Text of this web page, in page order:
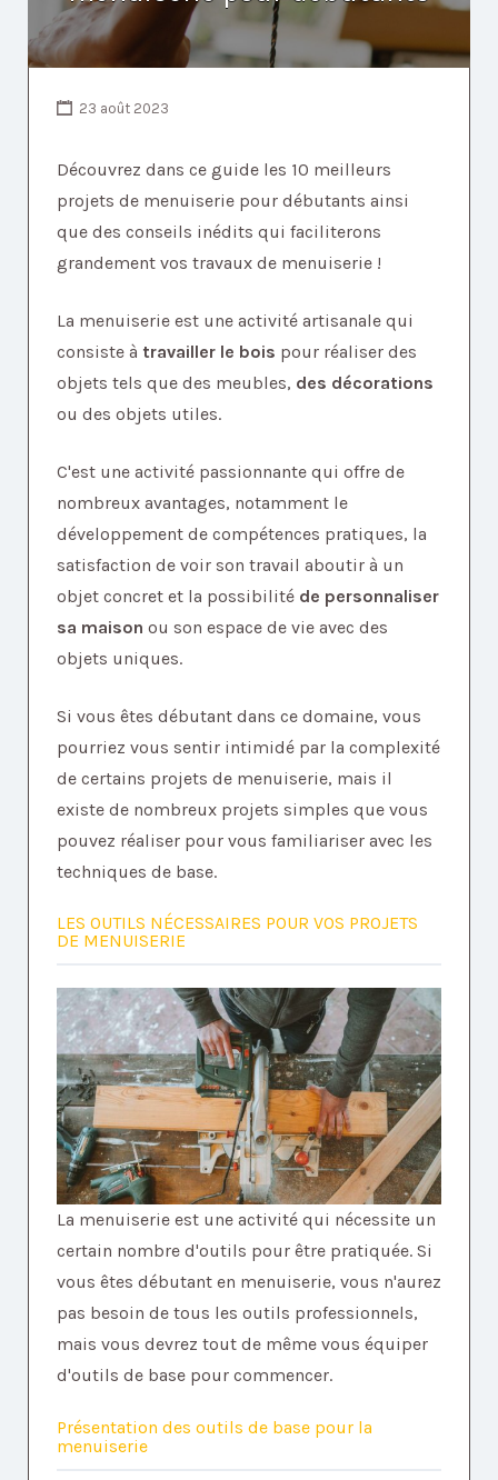
23 août 2023
Découvrez dans ce guide les 10 meilleurs
projets de menuiserie pour débutants ainsi
que des conseils inédits qui faciliterons
grandement vos travaux de menuiserie !
La menuiserie est une activité artisanale qui
consiste à travailler le bois pour réaliser des
objets tels que des meubles, des décorations
ou des objets utiles.
C'est une activité passionnante qui offre de
nombreux avantages, notamment le
développement de compétences pratiques, la
satisfaction de voir son travail aboutir à un
objet concret et la possibilité de personnaliser
sa maison ou son espace de vie avec des
objets uniques.
Si vous êtes débutant dans ce domaine, vous
pourriez vous sentir intimidé par la complexité
de certains projets de menuiserie, mais il
existe de nombreux projets simples que vous
pouvez réaliser pour vous familiariser avec les
techniques de base.
LES OUTILS NÉCESSAIRES POUR VOS PROJETS
DE MENUISERIE
La menuiserie est une activité qui nécessite un
certain nombre d'outils pour être pratiquée. Si
vous êtes débutant en menuiserie, vous n'aurez
pas besoin de tous les outils professionnels,
mais vous devrez tout de même vous équiper
d'outils de base pour commencer.
Présentation des outils de base pour la
menuiserie